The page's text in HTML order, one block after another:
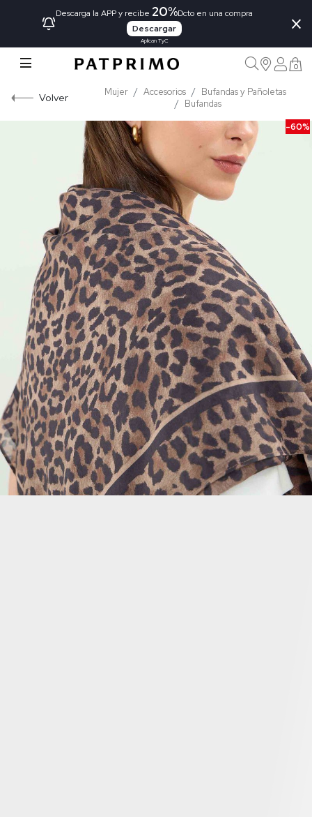
Descarga la APP y recibe 20%Dcto en una compra
Descargar
Aplican TyC
×
0
Volver Mujer Accesorios
Bufandas y Pañoletas
Bufandas
-60%